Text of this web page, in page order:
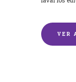
VER